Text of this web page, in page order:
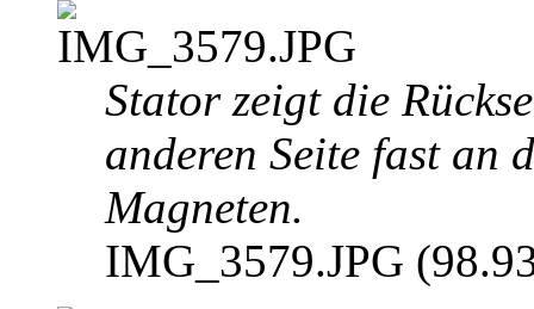
Stator zeigt die
anderen Seite fast an
Magneten.
IMG_3579.JPG